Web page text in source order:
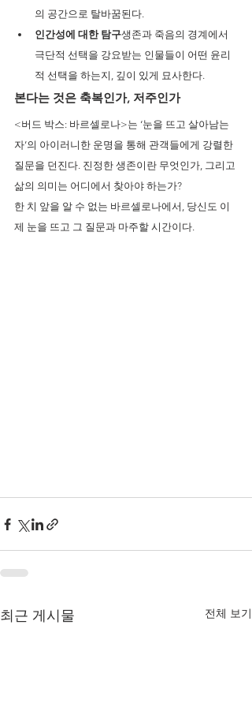
의 공간으로 탈바꿈된다.
인간성에 대한 탐구생존과 죽음의 경계에서
극단적 선택을 강요받는 인물들이 어떤 윤리
적 선택을 하는지, 깊이 있게 묘사한다.
본다는 것은 축복인가, 저주인가
<버드 박스: 바르셀로나>는 ‘눈을 뜨고 살아남는
자’의 아이러니한 운명을 통해 관객들에게 강렬한
질문을 던진다. 진정한 생존이란 무엇인가, 그리고
삶의 의미는 어디에서 찾아야 하는가?
한 치 앞을 알 수 없는 바르셀로나에서, 당신도 이
제 눈을 뜨고 그 질문과 마주할 시간이다.
최근 게시물 전체 보기